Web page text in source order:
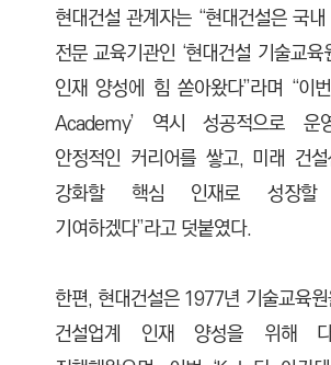
현대건설 관계자는 “현대건설은 국
전문 교육기관인 ‘현대건설 기술교육
인재 양성에 힘 쏟아왔다”라며 “이
Academy’ 역시 성공적으로 운
안정적인 커리어를 쌓고, 미래 건
강화할 핵심 인재로 성장
기여하겠다”라고 덧붙였다.
한편, 현대건설은 1977년 기술교육
건설업계 인재 양성을 위해